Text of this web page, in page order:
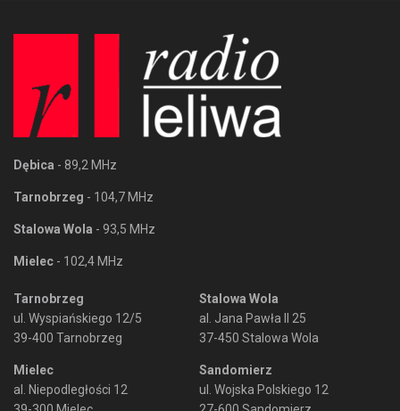
Dębica - 89,2 MHz
Tarnobrzeg - 104,7 MHz
Stalowa Wola - 93,5 MHz
Mielec - 102,4 MHz
Tarnobrzeg
ul. Wyspiańskiego 12/5
39-400 Tarnobrzeg
Mielec
al. Niepodległości 12
Stalowa Wola
al. Jana Pawła II 25
37-450 Stalowa Wola
Sandomierz
ul. Wojska Polskiego 12